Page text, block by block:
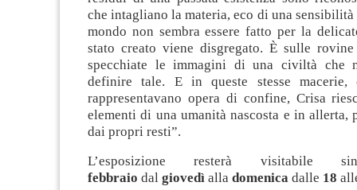
che intagliano la materia, eco di una sensibilità
mondo non sembra essere fatto per la
stato creato viene disgregato. È sulle
specchiate le immagini di una civiltà che
definire tale. E in queste stesse
rappresentavano opera di confine, Crisa
elementi di una umanità nascosta e in allerta,
dai propri resti”.
L’esposizione resterà
febbraio dal giovedì alla domenica dalle 18